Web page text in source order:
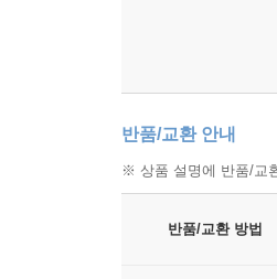
지나서야 겨우 출판
기록하고 있다. 시
시친은 이 책에서
결과, 모든 중요한
하나의 전형적인
것만으로도 우리는
어떻게 연결되는
반품/교환 안내
※ 상품 설명에 반품/교
반품/교환 방법